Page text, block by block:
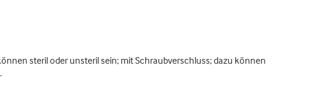
steril oder unsteril sein; mit Schraubverschluss; dazu können